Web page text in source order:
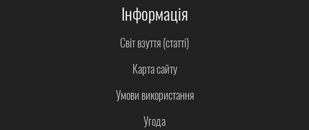
Інформація
Світ взуття (статті)
Карта сайту
Умови використання
Угода